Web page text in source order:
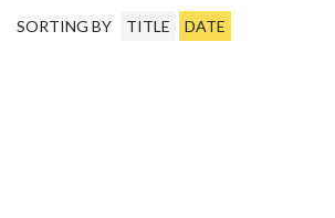
SORTING BY TITLE DATE